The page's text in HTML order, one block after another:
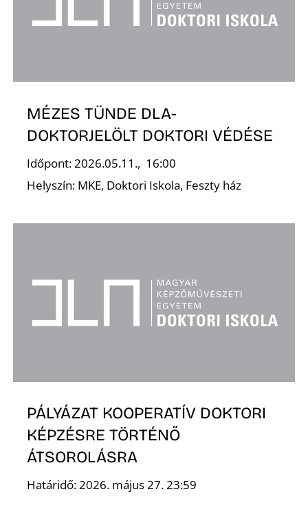
MÉZES TÜNDE DLA-
DOKTORJELÖLT DOKTORI VÉDÉSE
Időpont: 2026.05.11., 16:00
Helyszín: MKE, Doktori Iskola, Feszty ház
PÁLYÁZAT KOOPERATÍV DOKTORI
KÉPZÉSRE TÖRTÉNŐ
ÁTSOROLÁSRA
Határidő: 2026. május 27. 23:59